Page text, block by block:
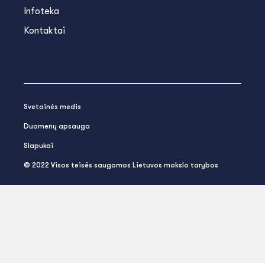
Infoteka
Kontaktai
© 2022 Visos teisės saugomos Lietuvos mokslo tarybos
Svetainės medis
Slapukai
Duomenų apsauga